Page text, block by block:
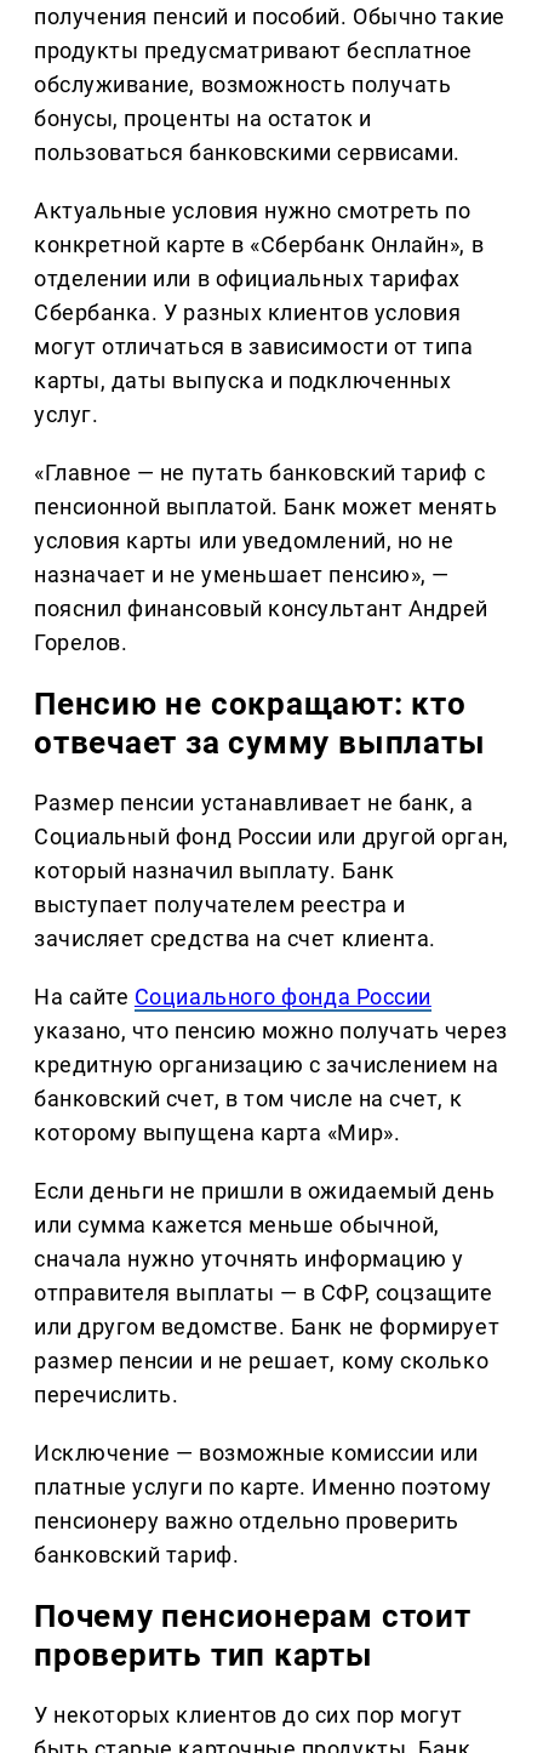
получения пенсий и пособий. Обычно такие
продукты предусматривают бесплатное
обслуживание, возможность получать
бонусы, проценты на остаток и
пользоваться банковскими сервисами.
Актуальные условия нужно смотреть по
конкретной карте в «Сбербанк Онлайн», в
отделении или в официальных тарифах
Сбербанка. У разных клиентов условия
могут отличаться в зависимости от типа
карты, даты выпуска и подключенных
услуг.
«Главное — не путать банковский тариф с
пенсионной выплатой. Банк может менять
условия карты или уведомлений, но не
назначает и не уменьшает пенсию», —
пояснил финансовый консультант Андрей
Горелов.
Пенсию не сокращают: кто
отвечает за сумму выплаты
Размер пенсии устанавливает не банк, а
Социальный фонд России или другой орган,
который назначил выплату. Банк
выступает получателем реестра и
зачисляет средства на счет клиента.
На сайте Социального фонда России
указано, что пенсию можно получать через
кредитную организацию с зачислением на
банковский счет, в том числе на счет, к
которому выпущена карта «Мир».
Если деньги не пришли в ожидаемый день
или сумма кажется меньше обычной,
сначала нужно уточнять информацию у
отправителя выплаты — в СФР, соцзащите
или другом ведомстве. Банк не формирует
размер пенсии и не решает, кому сколько
перечислить.
Исключение — возможные комиссии или
платные услуги по карте. Именно поэтому
пенсионеру важно отдельно проверить
банковский тариф.
Почему пенсионерам стоит
проверить тип карты
У некоторых клиентов до сих пор могут